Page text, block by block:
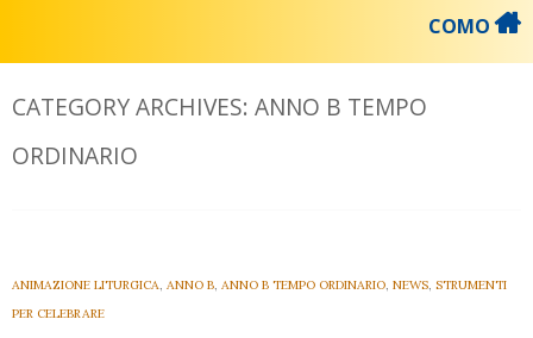
COMO
CATEGORY ARCHIVES: ANNO B TEMPO
ORDINARIO
ANIMAZIONE LITURGICA, ANNO B, ANNO B TEMPO ORDINARIO, NEWS, STRUMENTI
PER CELEBRARE